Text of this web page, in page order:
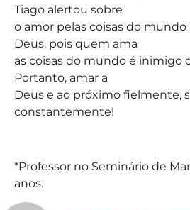
Tiago alertou sobre
o amor pelas coisas do
Deus, pois quem ama
as coisas do mundo é inimigo
Portanto, amar a
Deus e ao próximo fielmente,
constantemente!
*Professor no Seminário de
anos.